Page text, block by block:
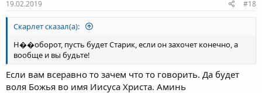
19.02.2019 #18
Скарлет сказал(а):
Н��оборот, пусть будет Старик, если он захочет конечно, а
вообще и вы будьте!
Если вам всеравно то зачем что то говорить. Да будет
воля Божья во имя Иисуса Христа. Аминь